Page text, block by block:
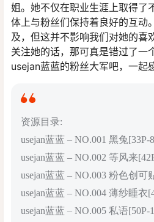
姐。她不仅在职业生涯上取得了
体上与粉丝们保持着良好的互动
及，但这并不影响我们对她的喜
关注她的话，那可真是错过了一
usejan蓝蓝的粉丝大军吧，一起
资源目录:
usejan蓝蓝 – NO.001 黑兔[33P-
usejan蓝蓝 – NO.002 等风来
usejan蓝蓝 – NO.003 粉色创可
usejan蓝蓝 – NO.004 薄纱睡衣
usejan蓝蓝 – NO.005 私语[50P-